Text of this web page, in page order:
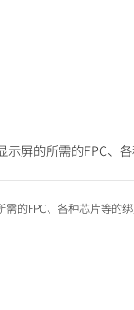
屏的所需的FPC、各
的FPC、各种芯片等的